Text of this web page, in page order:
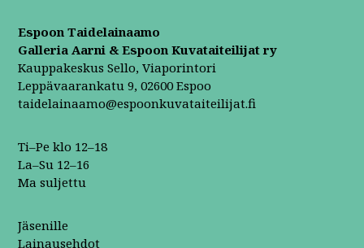
Espoon Taidelainaamo
Galleria Aarni & Espoon Kuvataiteilijat ry
Kauppakeskus Sello, Viaporintori
Leppävaarankatu 9, 02600 Espoo
taidelainaamo@espoonkuvataiteilijat.fi
Ti–Pe klo 12–18
La–Su 12–16
Ma suljettu
Jäsenille
Lainausehdot